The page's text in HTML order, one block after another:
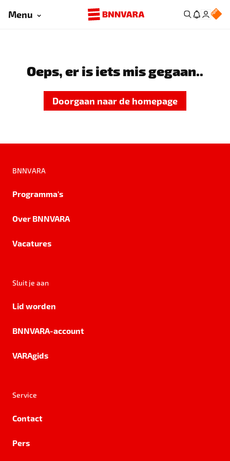
Menu
Oeps, er is iets mis gegaan..
Doorgaan naar de homepage
BNNVARA
Programma's
Over BNNVARA
Vacatures
Sluit je aan
Lid worden
BNNVARA-account
VARAgids
Service
Contact
Pers